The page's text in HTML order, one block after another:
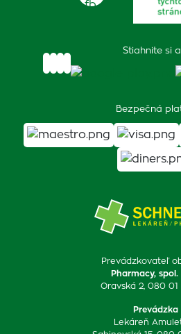
Prevádzkovateľ
Pharmacy, spol.
Oravská 2, 080 01
Prevádzka
Lekáreň
Stiahnite si
Bezpečná